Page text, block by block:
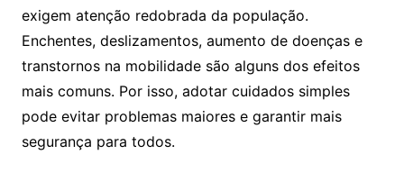
exigem atenção redobrada da população.
Enchentes, deslizamentos, aumento de doenças e
transtornos na mobilidade são alguns dos efeitos
mais comuns. Por isso, adotar cuidados simples
pode evitar problemas maiores e garantir mais
segurança para todos.